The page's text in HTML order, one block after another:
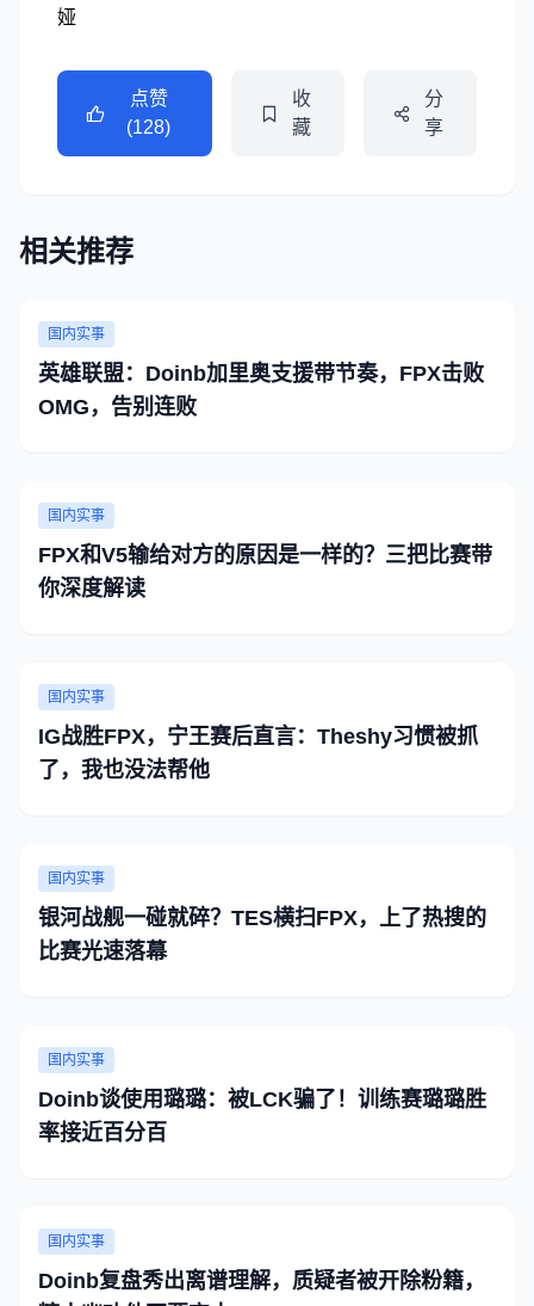
娅
点赞
(128)
收
藏
分
享
相关推荐
国内实事
英雄联盟：Doinb加里奥支援带节奏，FPX击败
OMG，告别连败
国内实事
FPX和V5输给对方的原因是一样的？三把比赛带
你深度解读
国内实事
IG战胜FPX，宁王赛后直言：Theshy习惯被抓
了，我也没法帮他
国内实事
银河战舰一碰就碎？TES横扫FPX，上了热搜的
比赛光速落幕
国内实事
Doinb谈使用璐璐：被LCK骗了！训练赛璐璐胜
率接近百分百
国内实事
Doinb复盘秀出离谱理解，质疑者被开除粉籍，